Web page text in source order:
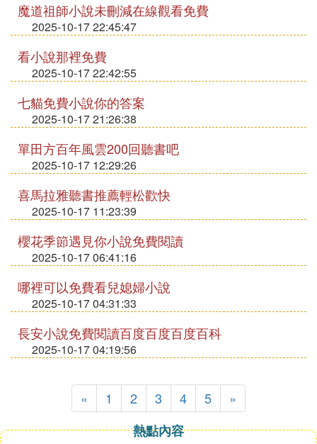
魔道祖師小說未刪減在線觀看免費
2025-10-17 22:45:47
看小說那裡免費
2025-10-17 22:42:55
七貓免費小說你的答案
2025-10-17 21:26:38
單田方百年風雲200回聽書吧
2025-10-17 12:29:26
喜馬拉雅聽書推薦輕松歡快
2025-10-17 11:23:39
櫻花季節遇見你小說免費閱讀
2025-10-17 06:41:16
哪裡可以免費看兒媳婦小說
2025-10-17 04:31:33
長安小說免費閱讀百度百度百度百科
2025-10-17 04:19:56
« 1 2 3 4 5
»
熱點內容